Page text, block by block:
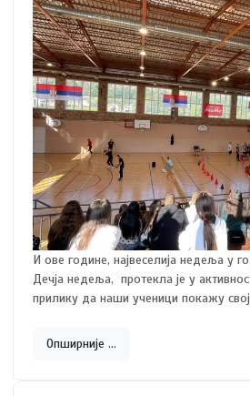
И ове године, највеселија недеља у
Дечја недеља, протекла је у
прилику да наши ученици покажу
Опширније …